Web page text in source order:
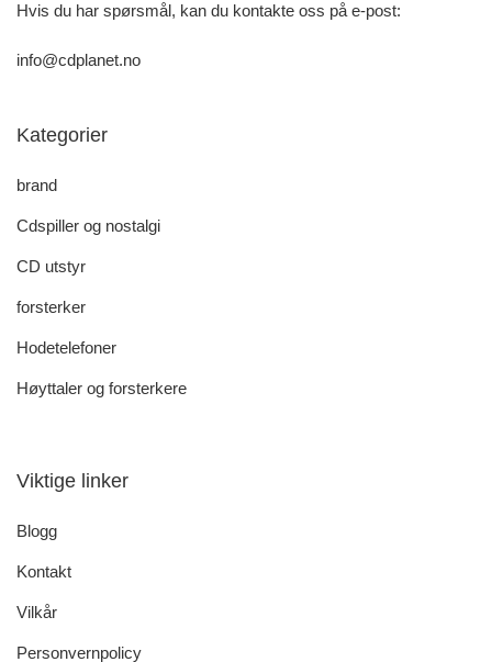
Hvis du har spørsmål, kan du kontakte oss på e-post:
info@cdplanet.no
Kategorier
brand
Cdspiller og nostalgi
CD utstyr
forsterker
Hodetelefoner
Høyttaler og forsterkere
Viktige linker
Blogg
Kontakt
Vilkår
Personvernpolicy